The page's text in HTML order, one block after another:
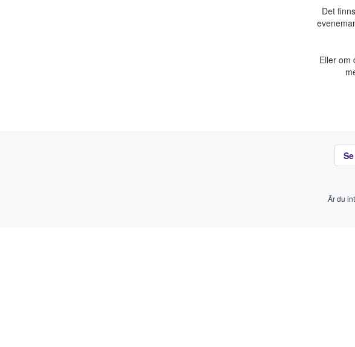
Det
Eller om
Är du